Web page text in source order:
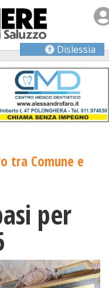
Dislessia
tra Comune e
per